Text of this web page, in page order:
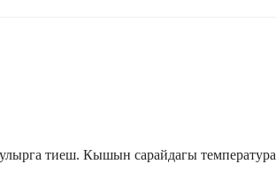
тиеш. Кышын сарайдагы температура